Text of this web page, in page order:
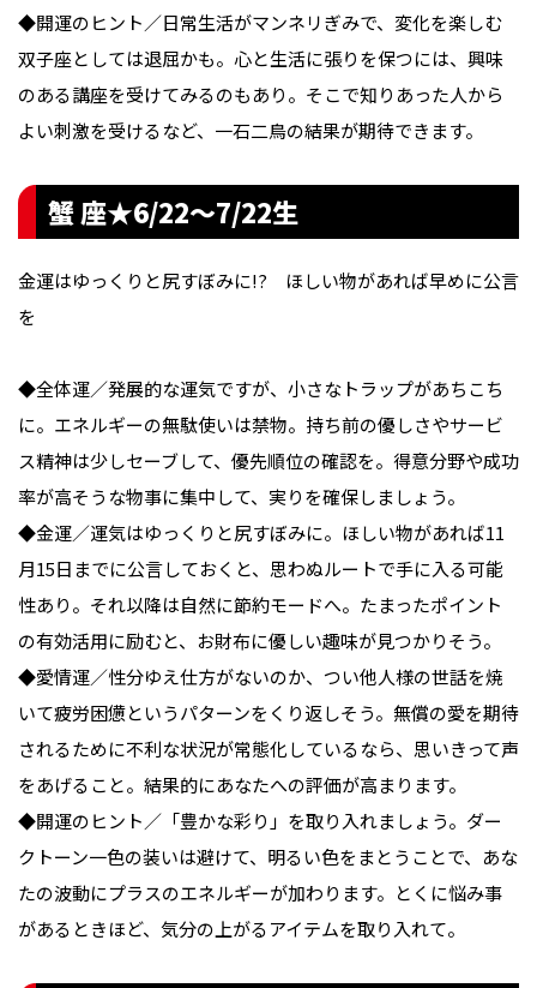
◆開運のヒント／日常生活がマンネリぎみで、変化を楽しむ
双子座としては退屈かも。心と生活に張りを保つには、興味
のある講座を受けてみるのもあり。そこで知りあった人から
よい刺激を受けるなど、一石二鳥の結果が期待できます。
蟹 座★6/22〜7/22生
金運はゆっくりと尻すぼみに!? ほしい物があれば早めに公言
を
◆全体運／発展的な運気ですが、小さなトラップがあちこち
に。エネルギーの無駄使いは禁物。持ち前の優しさやサービ
ス精神は少しセーブして、優先順位の確認を。得意分野や成功
率が高そうな物事に集中して、実りを確保しましょう。
◆金運／運気はゆっくりと尻すぼみに。ほしい物があれば11
月15日までに公言しておくと、思わぬルートで手に入る可能
性あり。それ以降は自然に節約モードへ。たまったポイント
の有効活用に励むと、お財布に優しい趣味が見つかりそう。
◆愛情運／性分ゆえ仕方がないのか、つい他人様の世話を焼
いて疲労困憊というパターンをくり返しそう。無償の愛を期待
されるために不利な状況が常態化しているなら、思いきって声
をあげること。結果的にあなたへの評価が高まります。
◆開運のヒント／「豊かな彩り」を取り入れましょう。ダー
クトーン一色の装いは避けて、明るい色をまとうことで、あな
たの波動にプラスのエネルギーが加わります。とくに悩み事
があるときほど、気分の上がるアイテムを取り入れて。